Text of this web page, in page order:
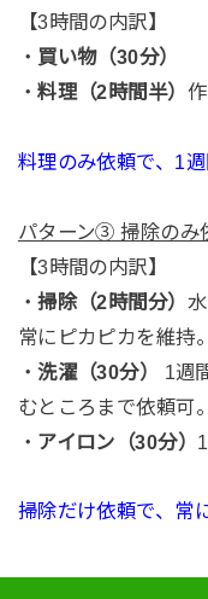
【3時間の内訳】
・ 買い物（30分）
・料理（2時間半）
料理のみ依頼で、1
パターン③ 掃除のみ
【3時間の内訳】
・掃除（2時間分）
常にピカピカを維持。
・洗濯（30分）
1週
むところまで依頼可。
・ アイロン（30分）
掃除だけ依頼で、常